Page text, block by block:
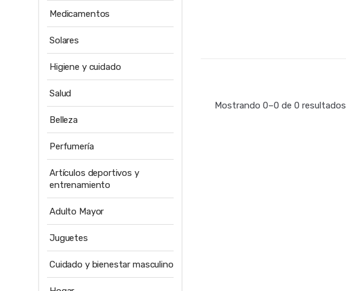
Mostrando 0–0 de 0 resultados
Medicamentos
Solares
Higiene y cuidado
Salud
Belleza
Perfumería
Artículos deportivos y
entrenamiento
Adulto Mayor
Juguetes
Cuidado y bienestar masculino